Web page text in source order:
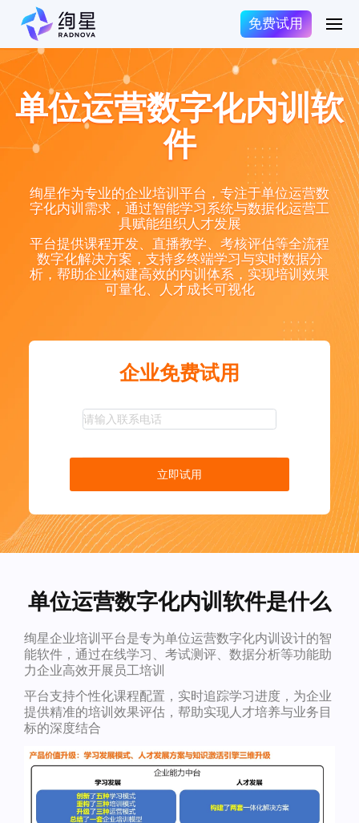
免费试用
单位运营数字化内训软
件
绚星作为专业的企业培训平台，专注于单位运营数
字化内训需求，通过智能学习系统与数据化运营工
具赋能组织人才发展
平台提供课程开发、直播教学、考核评估等全流程
数字化解决方案，支持多终端学习与实时数据分
析，帮助企业构建高效的内训体系，实现培训效果
可量化、人才成长可视化
企业免费试用
立即试用
单位运营数字化内训软件是什么
绚星企业培训平台是专为单位运营数字化内训设计的智
能软件，通过在线学习、考试测评、数据分析等功能助
力企业高效开展员工培训
平台支持个性化课程配置，实时追踪学习进度，为企业
提供精准的培训效果评估，帮助实现人才培养与业务目
标的深度结合